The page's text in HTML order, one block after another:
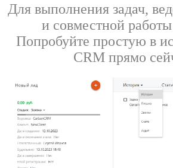
Для выполнения задач,
и совместной
Попробуйте простую в
CRM прямо